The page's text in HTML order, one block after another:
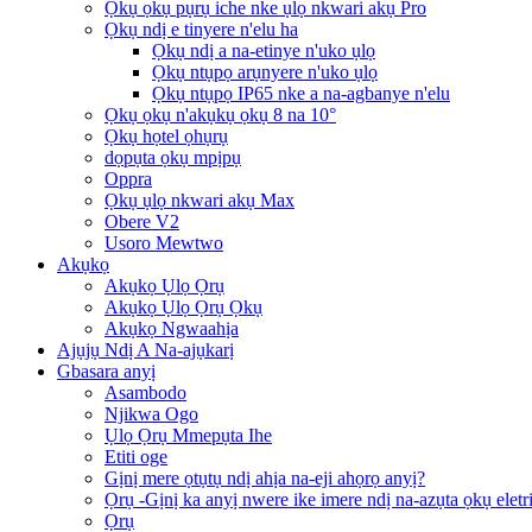
Ọkụ ọkụ pụrụ iche nke ụlọ nkwari akụ Pro
Ọkụ ndị e tinyere n'elu ha
Ọkụ ndị a na-etinye n'uko ụlọ
Ọkụ ntụpọ arụnyere n'uko ụlọ
Ọkụ ntụpọ IP65 nke a na-agbanye n'elu
Ọkụ ọkụ n'akụkụ ọkụ 8 na 10°
Ọkụ họtel ọhụrụ
dọpụta ọkụ mpịpụ
Oppra
Ọkụ ụlọ nkwari akụ Max
Obere V2
Usoro Mewtwo
Akụkọ
Akụkọ Ụlọ Ọrụ
Akụkọ Ụlọ Ọrụ Ọkụ
Akụkọ Ngwaahịa
Ajụjụ Ndị A Na-ajụkarị
Gbasara anyị
Asambodo
Njikwa Ogo
Ụlọ Ọrụ Mmepụta Ihe
Etiti oge
Gịnị mere ọtụtụ ndị ahịa na-eji ahọrọ anyị?
Ọrụ -Gịnị ka anyị nwere ike imere ndị na-azụta ọkụ
Ọrụ